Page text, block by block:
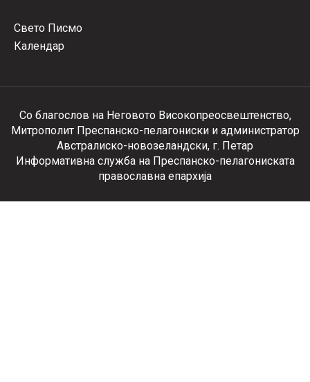
Свето Писмо
Календар
Со благослов на Неговото Високопреосвештенство,
Митрополит Преспанско-пелагониски и администратор
Австралиско-новозеландски, г. Петар
Информативна служба на Преспанско-пелагониската
православна епархија